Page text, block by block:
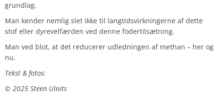
grundlag.
Man kender nemlig slet ikke til langtidsvirkningerne af dette
stof eller dyrevelfærden ved denne fodertilsætning.
Man ved blot, at det reducerer udledningen af methan – her og
nu.
Tekst & fotos:
©️ 2025 Steen Ulnits